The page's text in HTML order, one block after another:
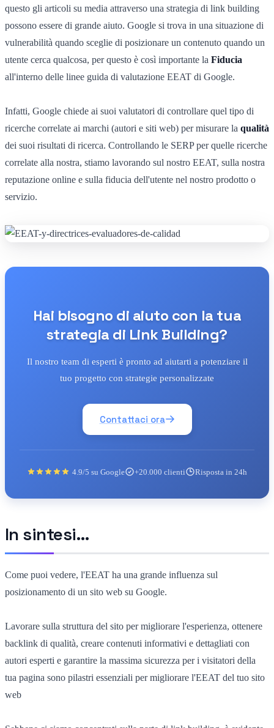
questo gli articoli su media attraverso una strategia di link building
possono essere di grande aiuto. Google si trova in una situazione di
vulnerabilità quando sceglie di posizionare un contenuto quando un
utente cerca qualcosa, per questo è così importante la Fiducia
all'interno delle linee guida di valutazione EEAT di Google.
Infatti, Google chiede ai suoi valutatori di controllare quel tipo di
ricerche correlate ai marchi (autori e siti web) per misurare la qualità
dei suoi risultati di ricerca. Controllando le SERP per quelle ricerche
correlate alla nostra, stiamo lavorando sul nostro EEAT, sulla nostra
reputazione online e sulla fiducia dell'utente nel nostro prodotto o
servizio.
Hai bisogno di aiuto con la tua
strategia di Link Building?
Il nostro team di esperti è pronto ad aiutarti a potenziare il
tuo progetto con strategie personalizzate
Contattaci ora
4.9/5 su Google +20.000 clienti Risposta in 24h
In sintesi…
Come puoi vedere, l'EEAT ha una grande influenza sul
posizionamento di un sito web su Google.
Lavorare sulla struttura del sito per migliorare l'esperienza, ottenere
backlink di qualità, creare contenuti informativi e dettagliati con
autori esperti e garantire la massima sicurezza per i visitatori della
tua pagina sono pilastri essenziali per migliorare l'EEAT del tuo sito
web